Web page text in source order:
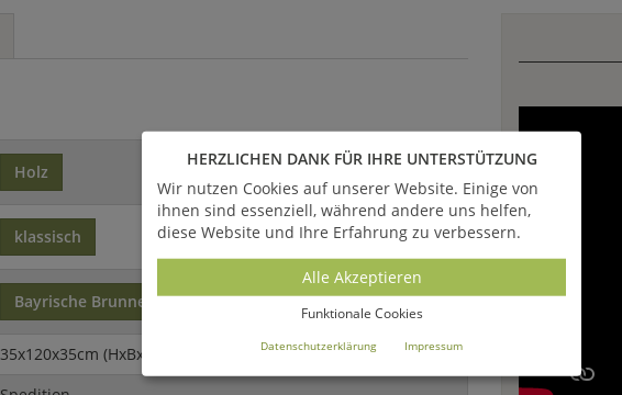
Holz
klassisch
Bayrische Brunnenschnitzerei
35x120x35cm (HxBxDm)
HERZLICHEN DANK FÜR IHRE UNTERSTÜTZUNG
Wir nutzen Cookies auf unserer Website. Einige von
ihnen sind essenziell, während andere uns helfen,
diese Website und Ihre Erfahrung zu verbessern.
Alle Akzeptieren
Funktionale Cookies
Datenschutzerklärung Impressum